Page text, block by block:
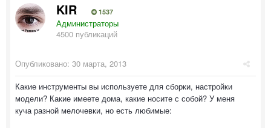
KIR 1537
Администраторы
4500 публикаций
Опубликовано: 30 марта, 2013
Какие инструменты вы используете для сборки, настройки
модели? Какие имеете дома, какие носите с собой? У меня
куча разной мелочевки, но есть любимые: